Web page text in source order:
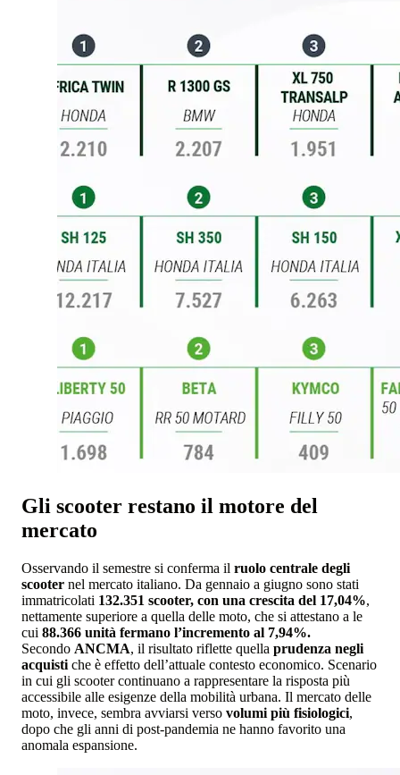
Gli scooter restano il motore del
mercato
Osservando il semestre si conferma il ruolo centrale degli
scooter nel mercato italiano. Da gennaio a giugno sono stati
immatricolati 132.351 scooter, con una crescita del 17,04%,
nettamente superiore a quella delle moto, che si attestano a le
cui 88.366 unità fermano l’incremento al 7,94%.
Secondo ANCMA, il risultato riflette quella prudenza negli
acquisti che è effetto dell’attuale contesto economico. Scenario
in cui gli scooter continuano a rappresentare la risposta più
accessibile alle esigenze della mobilità urbana. Il mercato delle
moto, invece, sembra avviarsi verso volumi più fisiologici,
dopo che gli anni di post-pandemia ne hanno favorito una
anomala espansione.